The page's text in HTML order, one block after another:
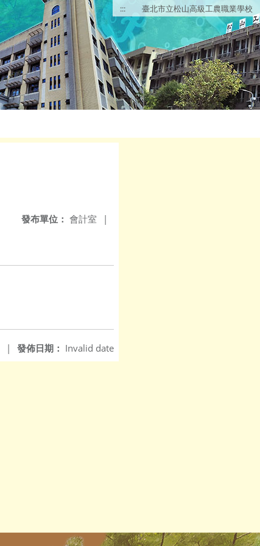
::: 臺北市立松山高級工農職業學校
發布單位： 會計室 |
發佈日期： Invalid date
|